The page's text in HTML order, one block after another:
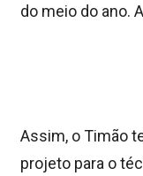
do meio do ano.
Assim, o Timão
projeto para o